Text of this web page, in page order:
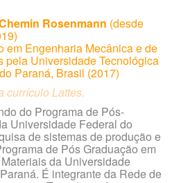
Rosenmann (desde
em Engenharia Mecânica e de
pela Universidade Tecnológica
Paraná, Brasil (2017)
currículo Lattes.
do Programa de Pós-
Universidade Federal do
de sistemas de produção e
de Pós Graduação em
da Universidade
É integrante da Rede de